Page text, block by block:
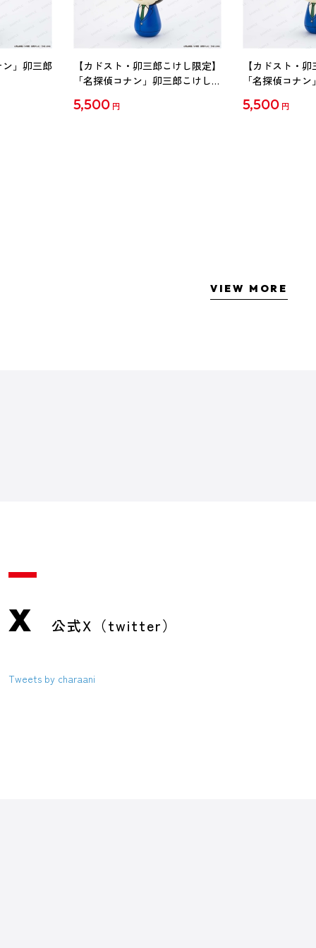
」卯三郎
【カドスト・卯三郎こけし限定】
「名探偵コナン」卯三郎こけし
5,500 円
【カドスト・
「名探偵コナ
5,500 円
VIEW MORE
X 公式X（twitter）
Tweets by charaani